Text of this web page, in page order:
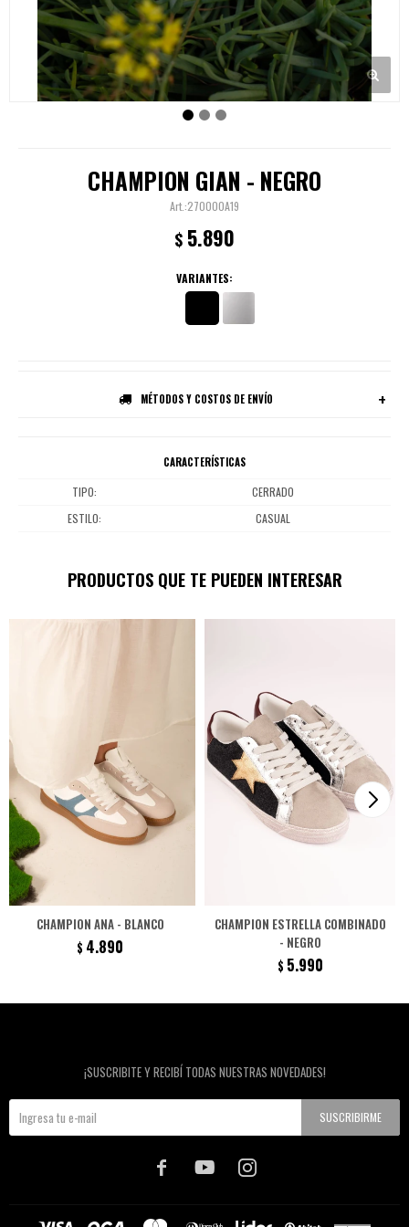
CHAMPION GIAN - NEGRO
270000A19
$ 5.890
VARIANTES:
MÉTODOS Y COSTOS DE ENVÍO
CARACTERÍSTICAS
TIPO
CERRADO
ESTILO
CASUAL
PRODUCTOS QUE TE PUEDEN INTERESAR
CHAMPION ANA - BLANCO
$ 4.890
CHAMPION ESTRELLA COMBINADO
- NEGRO
$ 5.990
¡SUSCRIBITE Y RECIBÍ TODAS NUESTRAS NOVEDADES!
SUSCRIBIRME
  